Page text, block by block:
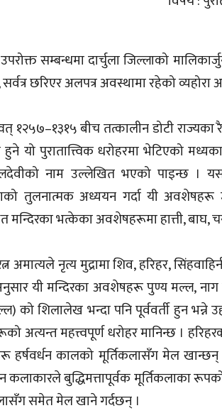
सम्बन्धमा दार्चुला जिल्लाको
सर्वत्र छरिएर अलपत्र अवस्थामा रहेको
१२५७–१३१५ बीच तत्कालीन डोटी राज्यका
यो पुरातात्त्विक धरोहरमा भेटिएको
नाम उल्लेखित भएको पाइन्छ ।
तुलनात्मक अध्ययन गर्दा यी
मन्दिरका भत्केका अवशेषहरूमा हात्ती,
अमात्यले नृत्य मुद्रामा शिव, हरिहर,
यी मन्दिरका अवशेषहरू पुण्य मल्ल,
को शिलालेख भन्दा पनि पूर्ववर्ती हुन भन्ने
अत्यन्त महत्त्वपूर्ण धरोहर मानिन्छ ।
हर्षवर्धन कालको मूर्तिकलासँग मेल
कलाकारले बुद्धिमत्तापूर्वक मूर्तिकलाका
समेत मेल खाने गर्दछन् ।